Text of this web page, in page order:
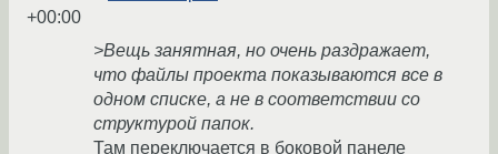
+00:00
>Вещь занятная, но очень раздражает,
что файлы проекта показываются все в
одном списке, а не в соответствии со
структурой папок.
Там переключается в боковой панеле